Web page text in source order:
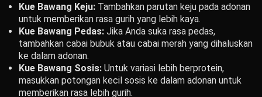
Kue Bawang Keju: Tambahkan parutan keju pada adonan
untuk memberikan rasa gurih yang lebih kaya.
Kue Bawang Pedas: Jika Anda suka rasa pedas,
tambahkan cabai bubuk atau cabai merah yang dihaluskan
ke dalam adonan.
Kue Bawang Sosis: Untuk variasi lebih berprotein,
masukkan potongan kecil sosis ke dalam adonan untuk
memberikan rasa lebih gurih.